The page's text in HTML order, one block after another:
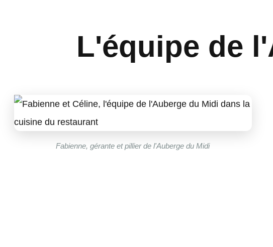
L'équipe de
Fabienne, gérante et pillier de l'Auberge du Midi